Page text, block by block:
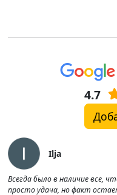
4.7
Ilja
Всегда было в наличие все,
просто удача, но факт